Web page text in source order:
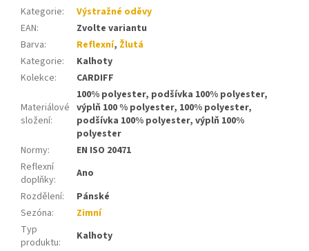
Kategorie:
Výstražné oděvy
EAN:
Zvolte variantu
Barva: Reflexní, Žlutá
Kategorie:
Kalhoty
Kolekce: CARDIFF
Materiálové
složení:
100% polyester, podšívka 100% polyester,
výplň 100 % polyester, 100% polyester,
podšívka 100% polyester, výplň 100%
polyester
Normy:
EN ISO 20471
Reflexní
doplňky:
Ano
Rozdělení:
Pánské
Sezóna:
Zimní
Typ
produktu:
Kalhoty